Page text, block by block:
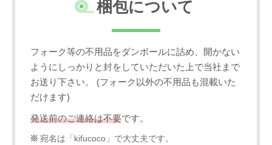
梱包について
フォーク等の不用品をダンボールに詰め、開かない
ようにしっかりと封をしていただいた上で当社まで
お送り下さい。 (フォーク以外の不用品も混載いた
だけます)
発送前のご連絡は不要です。
宛名は「kifucoco」で大丈夫です。